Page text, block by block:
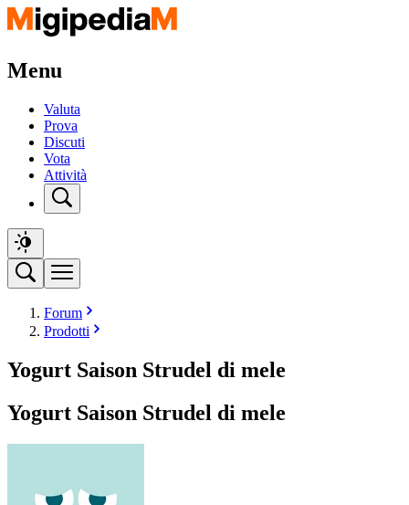
Menu
Valuta
Prova
Discuti
Vota
Attività
Forum
Prodotti
Yogurt Saison Strudel di mele
Yogurt Saison Strudel di mele